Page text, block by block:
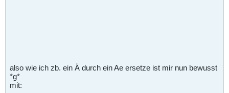
also wie ich zb. ein Ä durch ein Ae ersetze ist mir nun bewusst
*g*
mit: